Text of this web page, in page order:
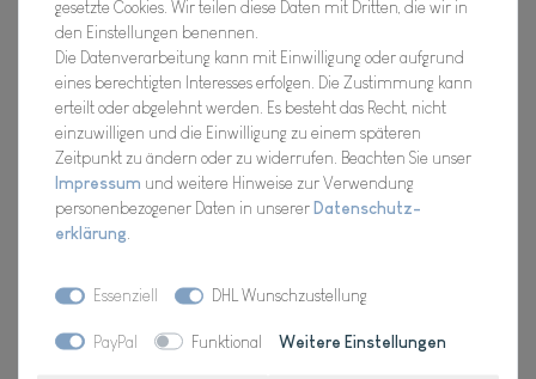
Hersteller
Artikel Nr.:
0025.741
13,98 EUR*
Stück
In den Warenkorb
gesetzte Cookies. Wir teilen diese Daten mit Dritten, die wir in
den Einstellungen benennen.
Die Datenverarbeitung kann mit Einwilligung oder aufgrund
eines berechtigten Interesses erfolgen. Die Zustimmung kann
erteilt oder abgelehnt werden. Es besteht das Recht, nicht
einzuwilligen und die Einwilligung zu einem späteren
Zeitpunkt zu ändern oder zu widerrufen. Beachten Sie unser
Impressum und weitere Hinweise zur Verwendung
personenbezogener Daten in unsererDaten­schutz­
erklärung
Essenziell DHL Wunschzustellung
PayPal Funktional Weitere Einstellungen